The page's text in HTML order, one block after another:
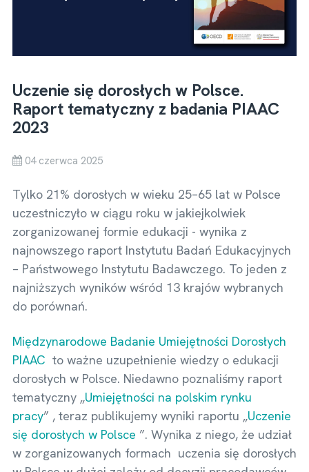
Uczenie się dorosłych w Polsce.
Raport tematyczny z badania PIAAC
2023
04 czerwca 2025
Tylko 21% dorosłych w wieku 25–65 lat w Polsce
uczestniczyło w ciągu roku w jakiejkolwiek
zorganizowanej formie edukacji - wynika z
najnowszego raport Instytutu Badań Edukacyjnych
– Państwowego Instytutu Badawczego. To jeden z
najniższych wyników wśród 13 krajów wybranych
do porównań.
Międzynarodowe Badanie Umiejętności Dorosłych
PIAAC to ważne uzupełnienie wiedzy o edukacji
dorosłych w Polsce. Niedawno poznaliśmy raport
tematyczny „Umiejętności na polskim rynku
pracy” , teraz publikujemy wyniki raportu „Uczenie
się dorosłych w Polsce ”. Wynika z niego, że udział
w zorganizowanych formach uczenia się dorosłych